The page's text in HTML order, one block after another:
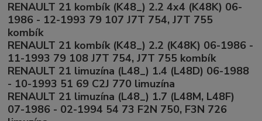
RENAULT 21 kombík (K48_) 2.2 4x4 (K48K) 06-
1986 - 12-1993 79 107 J7T 754, J7T 755
kombík
RENAULT 21 kombík (K48_) 2.2 (K48K) 06-1986 -
11-1993 79 108 J7T 754, J7T 755 kombík
RENAULT 21 limuzína (L48_) 1.4 (L48D) 06-1988
- 10-1993 51 69 C2J 770 limuzína
RENAULT 21 limuzína (L48_) 1.7 (L48M, L48F)
07-1986 - 02-1994 54 73 F2N 750, F3N 726